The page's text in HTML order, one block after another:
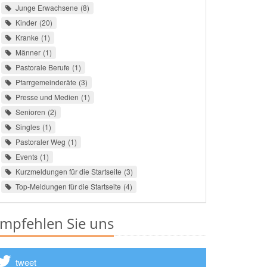
Junge Erwachsene 8
Kinder 20
Kranke 1
Männer 1
Pastorale Berufe 1
Pfarrgemeinderäte 3
Presse und Medien 1
Senioren 2
Singles 1
Pastoraler Weg 1
Events 1
Kurzmeldungen für die Startseite 3
Top-Meldungen für die Startseite 4
Sie uns
tweet